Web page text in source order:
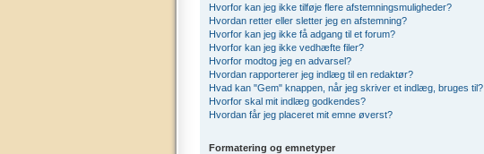
Hvorfor kan jeg ikke tilføje flere afstemningsmuligheder?
Hvordan retter eller sletter jeg en afstemning?
Hvorfor kan jeg ikke få adgang til et forum?
Hvorfor kan jeg ikke vedhæfte filer?
Hvorfor modtog jeg en advarsel?
Hvordan rapporterer jeg indlæg til en redaktør?
Hvad kan "Gem" knappen, når jeg skriver et indlæg, bruges til?
Hvorfor skal mit indlæg godkendes?
Hvordan får jeg placeret mit emne øverst?
Formatering og emnetyper